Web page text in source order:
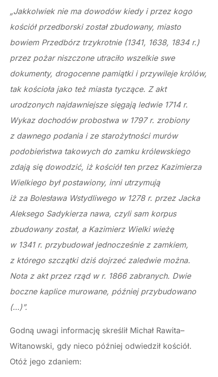
„Jakkolwiek nie ma dowodów kiedy i przez kogo
kościół przedborski został zbudowany, miasto
bowiem Przedbórz trzykrotnie (1341, 1638, 1834 r.)
przez pożar niszczone utraciło wszelkie swe
dokumenty, drogocenne pamiątki i przywileje królów,
tak kościoła jako też miasta tyczące. Z akt
urodzonych najdawniejsze sięgają ledwie 1714 r.
Wykaz dochodów probostwa w 1797 r. zrobiony
z dawnego podania i ze starożytności murów
podobieństwa takowych do zamku królewskiego
zdają się dowodzić, iż kościół ten przez Kazimierza
Wielkiego był postawiony, inni utrzymują
iż za Bolesława Wstydliwego w 1278 r. przez Jacka
Aleksego Sadykierza nawa, czyli sam korpus
zbudowany został, a Kazimierz Wielki wieżę
w 1341 r. przybudował jednocześnie z zamkiem,
z którego szczątki dziś dojrzeć zaledwie można.
Nota z akt przez rząd w r. 1866 zabranych. Dwie
boczne kaplice murowane, później przybudowano
(…)”.
Godną uwagi informację skreślił Michał Rawita–
Witanowski, gdy nieco później odwiedził kościół.
Otóż jego zdaniem: